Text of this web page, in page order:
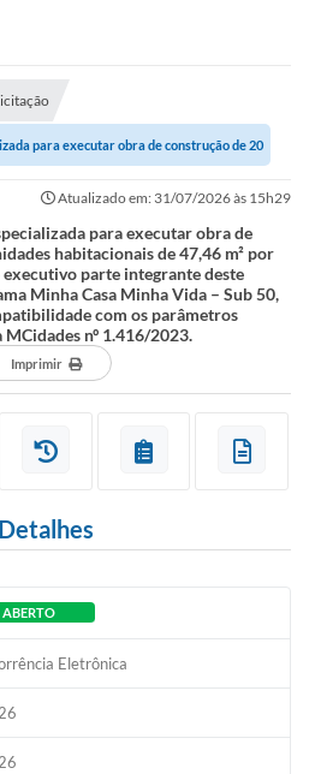
para executar obra de construção de 20
Atualizado em: 31/07/2026 às 15h29
para executar obra de
habitacionais de 47,46 m² por
parte integrante deste
Minha Casa Minha Vida – Sub 50,
com os parâmetros
nº 1.416/2023.
Imprimir
Detalhes
ABERTO
Eletrônica